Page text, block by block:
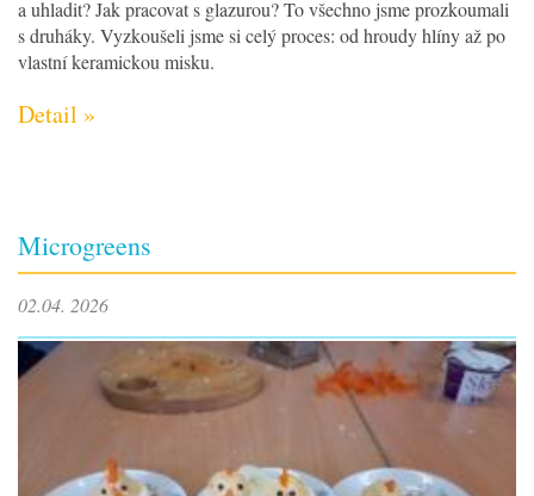
a uhladit? Jak pracovat s glazurou? To všechno jsme prozkoumali
s druháky. Vyzkoušeli jsme si celý proces: od hroudy hlíny až po
vlastní keramickou misku.
Detail »
Microgreens
02.04. 2026